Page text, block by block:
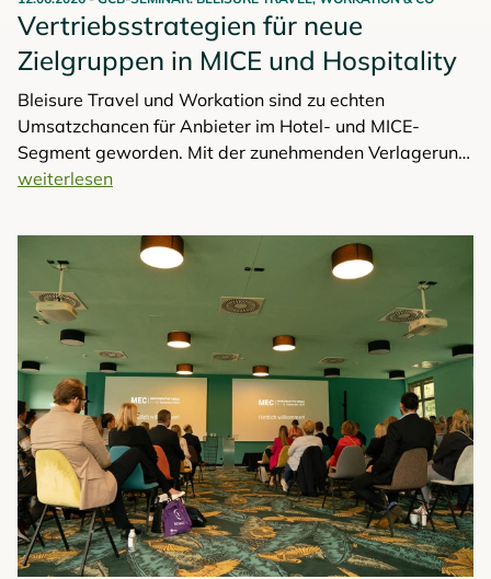
Vertriebsstrategien für neue
Zielgruppen in MICE und Hospitality
Bleisure Travel und Workation sind zu echten
Umsatzchancen für Anbieter im Hotel- und MICE-
Segment geworden. Mit der zunehmenden Verlagerung
von Arbeit ins Digitale verschwimmen Geschäftliches
Aufenthalten, hochwertigen Services und flexiblen
Angeboten. Doch bislang bleiben viele Potenziale
ungenutzt, da weder Zielgruppen klar definiert noch
Vertriebsstrategien angepasst wurden. Genau hier
setzt das GCB-Praxisseminar an.
weiterlesen